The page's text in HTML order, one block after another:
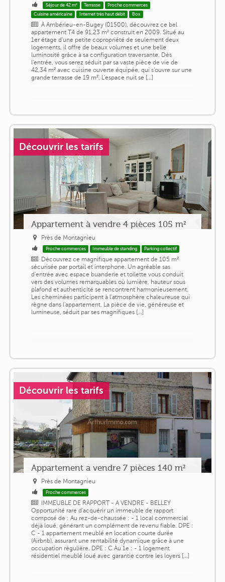
Séjour de 42 m² Terrasse
Proche commerces
Cuisine américaine
Internet très haut débit Box
À Ambérieu-en-Bugey (01500), découvrez ce bel
appartement T4 de 91,23 m² construit en 2009. Situé au
1er étage d'une petite copropriété de seulement deux
logements, il offre de beaux volumes et une belle
luminosité grâce à sa configuration traversante. Dès
l'entrée, vous serez séduit par sa vaste pièce de vie de
42,34 m² avec cuisine ouverte équipée, qui s'ouvre sur une
grande terrasse de 19 m². L'espace nuit se [...]
Découvrir les tarifs
Appartement à vendre 4 pièces 105 m²
Près de Montagnieu
Proche commerces Immeuble de standing Parking collectif
Découvrez ce magnifique appartement de 105 m²
sécurisée par portail et interphone. Un agréable sas
d'entrée avec espace buanderie et toilette vous conduit
vers des volumes remarquables où lumière, hauteur sous
plafond et authenticité se rencontrent harmonieusement.
Les cheminées participent à l'atmosphère chaleureuse qui
règne dans l'appartement. La pièce de vie, généreuse et
lumineuse, séduit par ses magnifiques [...]
Découvrir les tarifs
Appartement a vendre 7 pièces 140 m²
Près de Montagnieu
Proche commerces
IMMEUBLE DE RAPPORT - A VENDRE - BELLEY
Opportunité rare d'acquérir un immeuble de rapport
composé de : Au rez-de-chaussée : - 1 local commercial
déjà loué, générant un complément de revenu fiable. DPE :
C - 1 appartement meublé en location courte durée
(Airbnb), assurant une rentabilité dynamique grâce à une
occupation régulière. DPE : C Au 1e : - 1 logement
résidentiel meublé loué avec garantie contre les loyers [...]